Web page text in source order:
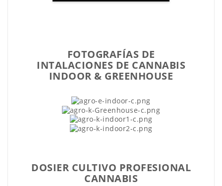
FOTOGRAFÍAS DE
INTALACIONES DE CANNABIS
INDOOR & GREENHOUSE
DOSIER CULTIVO PROFESIONAL
CANNABIS